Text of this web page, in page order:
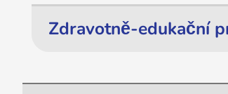
Zdravotně-edukační